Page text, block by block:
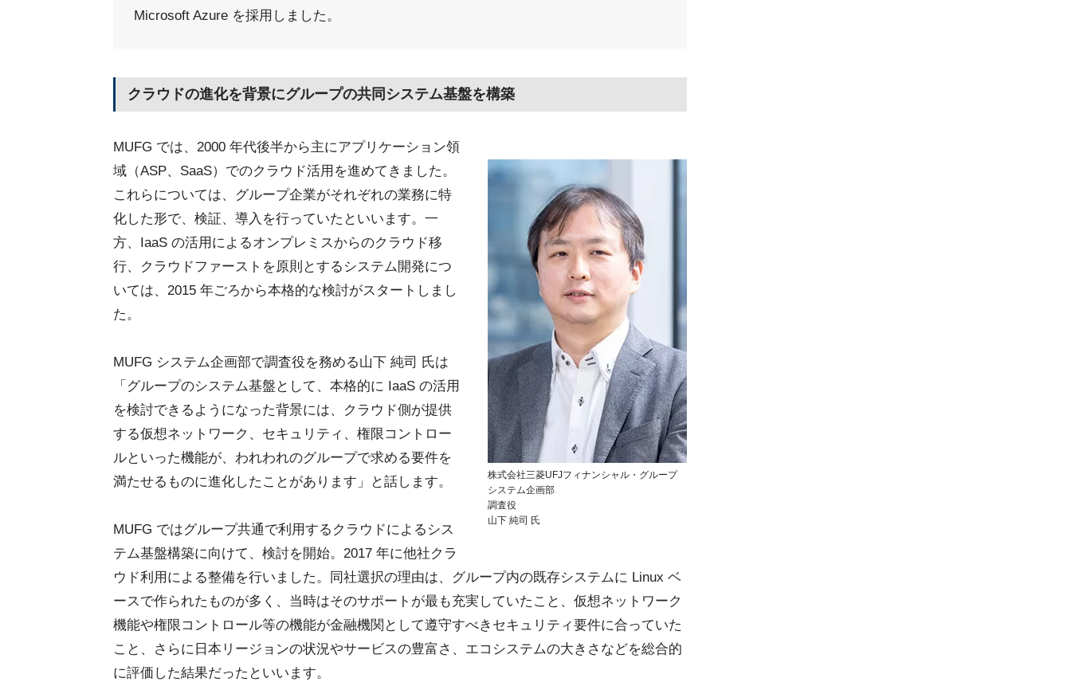
Microsoft Azure を採用しました。
クラウドの進化を背景にグループの共同システム基盤を構築
株式会社三菱UFJフィナンシャル・グループ
システム企画部
調査役
山下 純司 氏
MUFG では、2000 年代後半から主にアプリケーション領
域（ASP、SaaS）でのクラウド活用を進めてきました。
これらについては、グループ企業がそれぞれの業務に特
化した形で、検証、導入を行っていたといいます。一
方、IaaS の活用によるオンプレミスからのクラウド移
行、クラウドファーストを原則とするシステム開発につ
いては、2015 年ごろから本格的な検討がスタートしまし
た。
MUFG システム企画部で調査役を務める山下 純司 氏は
「グループのシステム基盤として、本格的に IaaS の活用
を検討できるようになった背景には、クラウド側が提供
する仮想ネットワーク、セキュリティ、権限コントロー
ルといった機能が、われわれのグループで求める要件を
満たせるものに進化したことがあります」と話します。
MUFG ではグループ共通で利用するクラウドによるシス
テム基盤構築に向けて、検討を開始。2017 年に他社クラ
ウド利用による整備を行いました。同社選択の理由は、グループ内の既存システムに Linux ベ
ースで作られたものが多く、当時はそのサポートが最も充実していたこと、仮想ネットワーク
機能や権限コントロール等の機能が金融機関として遵守すべきセキュリティ要件に合っていた
こと、さらに日本リージョンの状況やサービスの豊富さ、エコシステムの大きさなどを総合的
に評価した結果だったといいます。